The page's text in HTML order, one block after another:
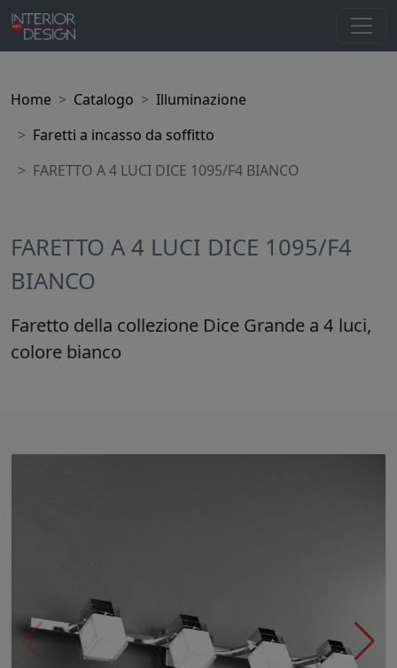
Home Catalogo
Illuminazione
Faretti a incasso da soffitto
FARETTO A 4 LUCI DICE 1095/F4 BIANCO
FARETTO A 4 LUCI DICE 1095/F4
BIANCO
Faretto della collezione Dice Grande a 4 luci,
colore bianco